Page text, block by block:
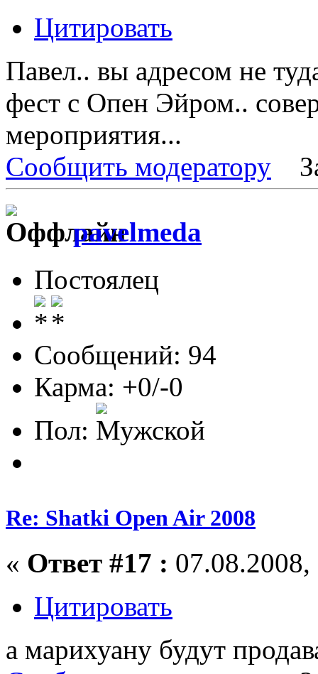
Цитировать
Павел.. вы адресом не
фест с Опен Эйром..
мероприятия...
Сообщить модератору
pavelmeda
Постоялец
Сообщений: 94
Карма: +0/-0
Пол:
Re: Shatki Open Air 2008
« Ответ #17 :
Цитировать
а марихуану будут